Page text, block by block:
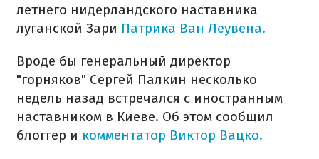
летнего нидерландского наставника
луганской Зари Патрика Ван Леувена.
Вроде бы генеральный директор
"горняков" Сергей Палкин несколько
недель назад встречался с иностранным
наставником в Киеве. Об этом сообщил
блоггер и комментатор Виктор Вацко.